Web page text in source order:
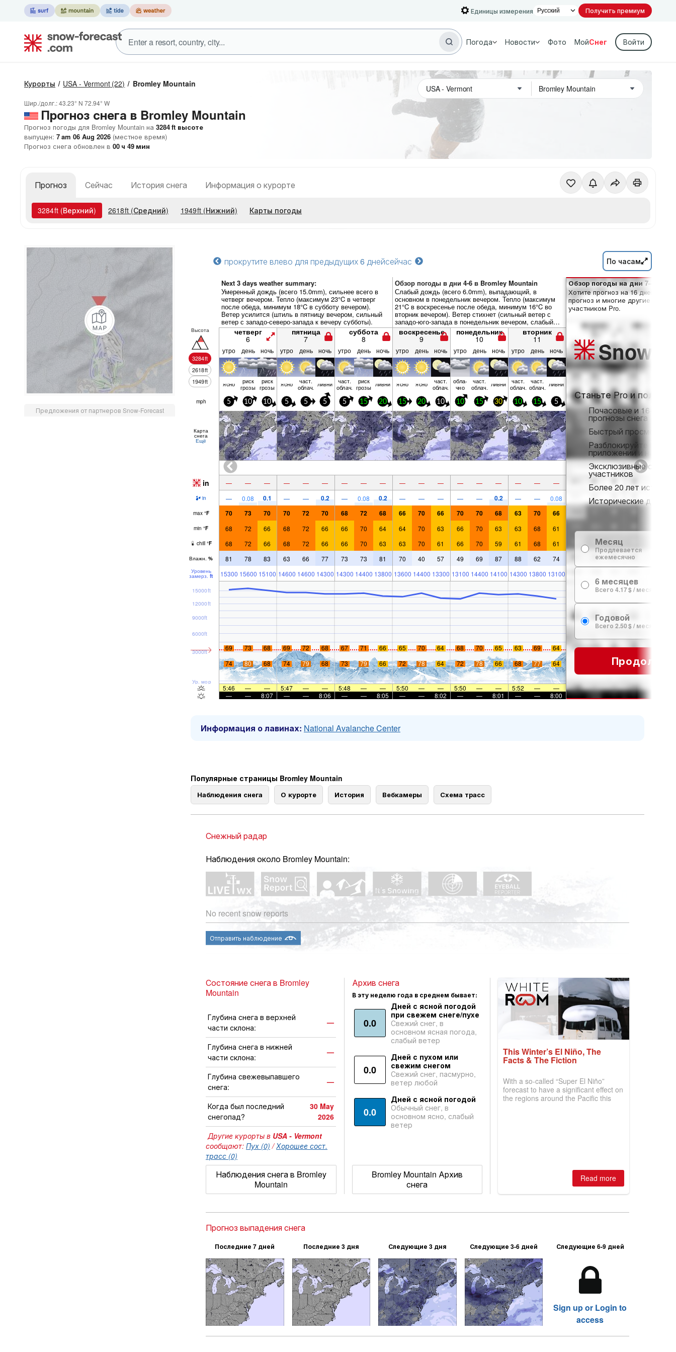
Единицы измерения Получить премиум
Погода Новости Фото МойСнег Войти
Курорты USA - Vermont (22) Bromley Mountain
Шир./долг.:43.23° N 72.94° W
Прогноз снега в Bromley Mountain
Прогноз погоды для Bromley Mountain на 3284ft высоте
выпущен: 7 am 06 Aug 2026 (местное время)
Прогноз снега обновлен в 00 ч 49 мин
Прогноз Сейчас История снега Информация о курорте
3284ft (Верхний) 2618ft (Средний) 1949ft (Нижний) Карты погоды
Предложения от партнеров Snow-Forecast
прокрутите влево для предыдущих 6 днейсейчас По часам
Next 3 days weather summary:
Умеренный дождь (всего 15.0mm), сильнее всего в
четверг вечером. Тепло (максимум 23°C в четверг
после обеда, минимум 18°C в субботу вечером).
Ветер усилится (штиль в пятницу вечером, сильный
ветер с западо-северо-запада к вечеру субботы).
Обзор погоды в дни 4-6 в Bromley Mountain
Слабый дождь (всего 6.0mm), выпадающий, в
основном в понедельник вечером. Тепло (максимум
21°C в воскресенье после обеда, минимум 16°C во
вторник вечером). Ветер стихнет (сильный ветер с
западо-юго-запада в понедельник вечером, слабый
ветер с западо-северо-запада к вечеру вторника).
Высота
3284ft
2618ft
1949ft
четверг
6
пятница
7
суббота
8
воскресенье
9
понедельник
10
вторник
11
утро день ночь утро день ночь утро день ночь утро день ночь утро день ночь утро день ночь
ясно риск
грозы
риск
грозы ясно част.
облач. ливни част.
облач.
риск
грозы ливни ясно ясно част.
облач.
обла­
чно
част.
облач. ливни част.
облач.
част.
облач. ливни
mph 5 10 10 5 5 5 5 15 20 15 20 10 10 15 30 10 15 5
Карта
снега
Ещё
in — — — — — — — — — — — — — — — — — —
in — 0.08 0.1 — — 0.2 — 0.08 0.2 — — — — — 0.2 — — 0.08
max °F 70 73 70 70 72 70 68 72 68 66 70 66 70 70 68 63 70 66
min °F 68 72 66 68 72 66 66 70 64 64 70 63 66 70 63 63 68 61
chill °F 68 72 66 68 72 66 66 70 63 63 70 61 66 70 59 61 68 61
Влажн. % 81 78 83 63 66 77 73 73 81 70 40 57 49 69 87 88 62 74
Уровень
замерз. ft 15300 15600 15100 14600 14600 14300 14300 14400 13800 13600 14400 13300 13100 14400 14100 14300 13800 13100
Ур. моря
3000ft
6000ft
9000ft
12000ft
15000ft
69 73 68 69 72 68 67 71 66 65 70 64 68 70 65 63 69
64
74
80 68 74 79 68 73 79 66 72 78 64 72 78 66 68 77 64
5:46 — — 5:47 — — 5:48 — — 5:50 — — 5:50 — — 5:52 —
—
—
— 8:07 — — 8:06 — — 8:05 — — 8:02 — — 8:01 — — 8:00
Обзор погоды на дни 7–16:
Хотите прогноз на 16 дней?
прогноз и многие другие
участником Pro.
Snow
Станьте Pro и
Почасовые и 16-
прогнозы снега
Быстрый просмотр
Разблокируйте
приложении и на веб-
Эксклюзивные
участников
Более 20 лет истории
Исторические данные
Месяц
Продлевается
ежемесячно
6 месяцев
Всего 4.17 $ / месяц
Годовой
Всего 2.50 $ / месяц
Информация о лавинах: National Avalanche Center
Популярные страницы Bromley Mountain
Наблюдения снега О курорте История Вебкамеры Схема трасс
Снежный радар
Наблюдения около Bromley Mountain:
No recent snow reports
Отправить наблюдение
Состояние снега в Bromley
Mountain
Глубина снега в верхней
части склона:
—
Глубина снега в нижней
части склона:
—
Глубина свежевыпавшего
снега:
—
Когда был последний
снегопад?
30 May
2026
Другие курорты в USA - Vermont
сообщают: Пух (0) /Хорошее сост.
трасс (0)
Наблюдения снега в Bromley
Mountain
Архив снега
В эту неделю года в среднем бывает:
0.0
Дней с ясной погодой
при свежем снеге/пухе
Свежий снег, в
основном ясная погода,
слабый ветер
0.0
Дней с пухом или
свежим снегом
Свежий снег, пасмурно,
ветер любой
0.0
Дней с ясной погодой
Обычный снег, в
основном ясно, слабый
ветер
Bromley Mountain Архив
снега
This Winter’s El Niño, The
Facts & The Fiction
With a so-called “Super El Niño”
forecast to have a significant effect on
the regions around the Pacific this
Read more
Прогноз выпадения снега
Последние 7 дней Последние 3 дня Следующие 3 дня Следующие 3-6 дней Следующие 6-9 дней
Sign up or Login to
access